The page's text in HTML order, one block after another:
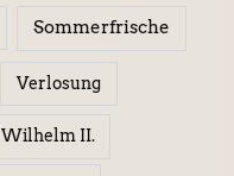
Sommerfrische
Verlosung
Wilhelm II.